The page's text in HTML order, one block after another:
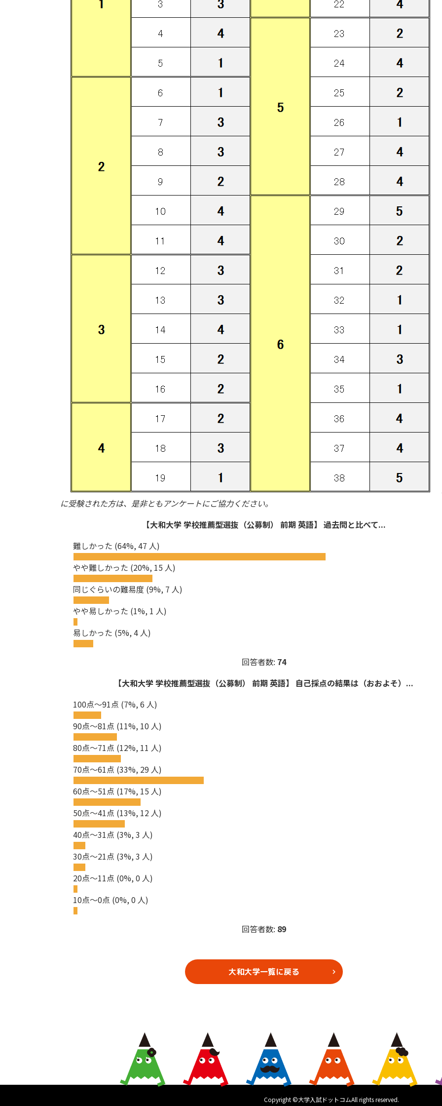
に受験された方は、是非ともアンケートにご協力ください。
【大和大学 学校推薦型選抜（公募制） 前期 英語】 過去問と比べて...
難しかった (64%, 47 人)
やや難しかった (20%, 15 人)
同じぐらいの難易度 (9%, 7 人)
やや易しかった (1%, 1 人)
易しかった (5%, 4 人)
回答者数: 74
【大和大学 学校推薦型選抜（公募制） 前期 英語】 自己採点の結果は（おおよそ）...
100点～91点 (7%, 6 人)
90点～81点 (11%, 10 人)
80点～71点 (12%, 11 人)
70点～61点 (33%, 29 人)
60点～51点 (17%, 15 人)
50点～41点 (13%, 12 人)
40点～31点 (3%, 3 人)
30点～21点 (3%, 3 人)
20点～11点 (0%, 0 人)
10点～0点 (0%, 0 人)
回答者数: 89
大和大学一覧に戻る
Copyright ©大学入試ドットコムAll rights reserved.